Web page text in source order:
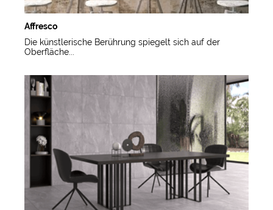
Affresco
Die künstlerische Berührung spiegelt sich auf der
Oberfläche...